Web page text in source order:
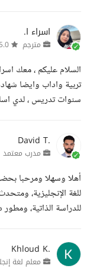
اسراء ا.
مترجم
السلام عليكم ، معك
سنوات تدريس ، لدي
David T.
مدرب معتمد
أهلا وسهلا ومرحبا
للغة الإنجليزية،
للدراسة الذاتية،
Khloud K.
معلم لغة